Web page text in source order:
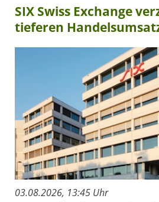
SIX Swiss Exchange
tieferen
03.08.2026, 13:45 Uhr